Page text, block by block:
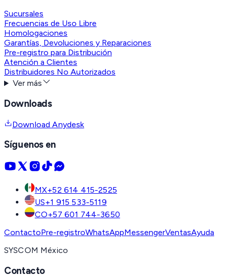
Sucursales
Frecuencias de Uso Libre
Homologaciones
Garantías, Devoluciones y Reparaciones
Pre-registro para Distribución
Atención a Clientes
Distribuidores No Autorizados
Ver más
Downloads
Download Anydesk
Síguenos en
MX+52 614 415-2525
US+1 915 533-5119
CO+57 601 744-3650
ContactoPre-registroWhatsAppMessengerVentasAyuda
SYSCOM México
Contacto